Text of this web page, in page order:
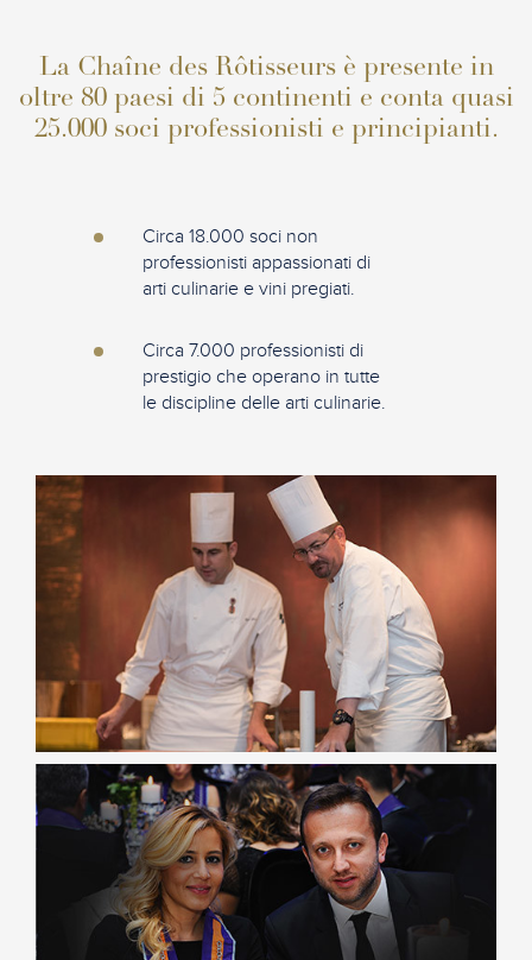
La Chaîne des Rôtisseurs è presente in
oltre 80 paesi di 5 continenti e conta quasi
25.000 soci professionisti e principianti.
Circa 18.000 soci non
professionisti appassionati di
arti culinarie e vini pregiati.
Circa 7.000 professionisti di
prestigio che operano in tutte
le discipline delle arti culinarie.